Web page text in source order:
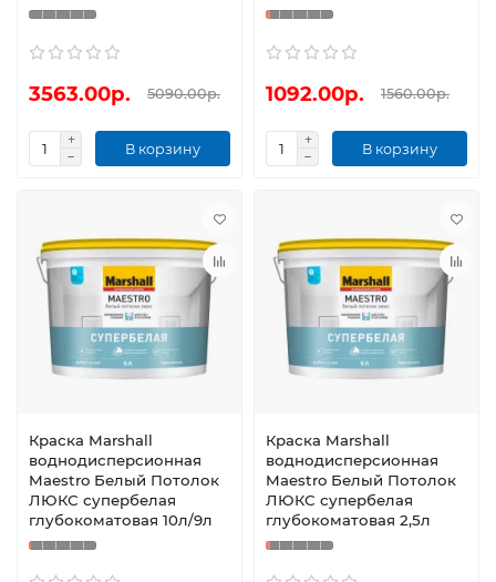
3563.00р. 5090.00р.
В корзину
1092.00р. 1560.00р.
В корзину
Краска Marshall
воднодисперсионная
Maestro Белый Потолок
ЛЮКС супербелая
глубокоматовая 10л/9л
Краска Marshall
воднодисперсионная
Maestro Белый Потолок
ЛЮКС супербелая
глубокоматовая 2,5л